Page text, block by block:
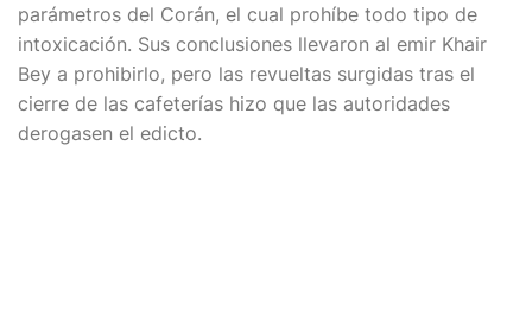
parámetros del Corán, el cual prohíbe todo tipo de
intoxicación. Sus conclusiones llevaron al emir Khair
Bey a prohibirlo, pero las revueltas surgidas tras el
cierre de las cafeterías hizo que las autoridades
derogasen el edicto.